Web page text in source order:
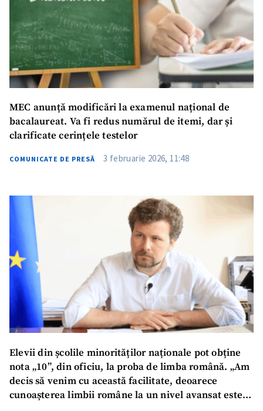
MEC anunță modificări la examenul național de
bacalaureat. Va fi redus numărul de itemi, dar și
clarificate cerințele testelor
COMUNICATE DE PRESĂ 3 februarie 2026, 11:48
Elevii din școlile minorităților naționale pot obține
nota „10”, din oficiu, la proba de limba română. „Am
decis să venim cu această facilitate, deoarece
cunoașterea limbii române la un nivel avansat este